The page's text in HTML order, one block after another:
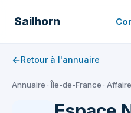
Sailhorn
←Retour à l'annuaire
Annuaire ·Île-de-France ·